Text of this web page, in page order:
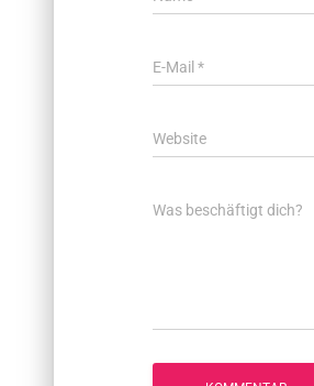
E-Mail *
Website
Was beschäftigt dich?